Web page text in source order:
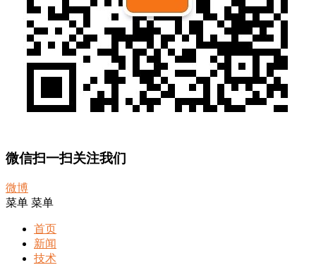
微信扫一扫关注我们
微博
菜单 菜单
首页
新闻
技术